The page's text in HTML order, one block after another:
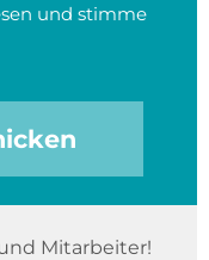
und stimme
Mitarbeiter!